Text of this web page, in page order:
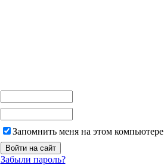
Запомнить меня на этом компьютере
Забыли пароль?